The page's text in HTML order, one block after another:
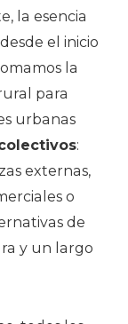
la esencia
el inicio
la
para
urbanas
:
externas,
o
de
y un largo